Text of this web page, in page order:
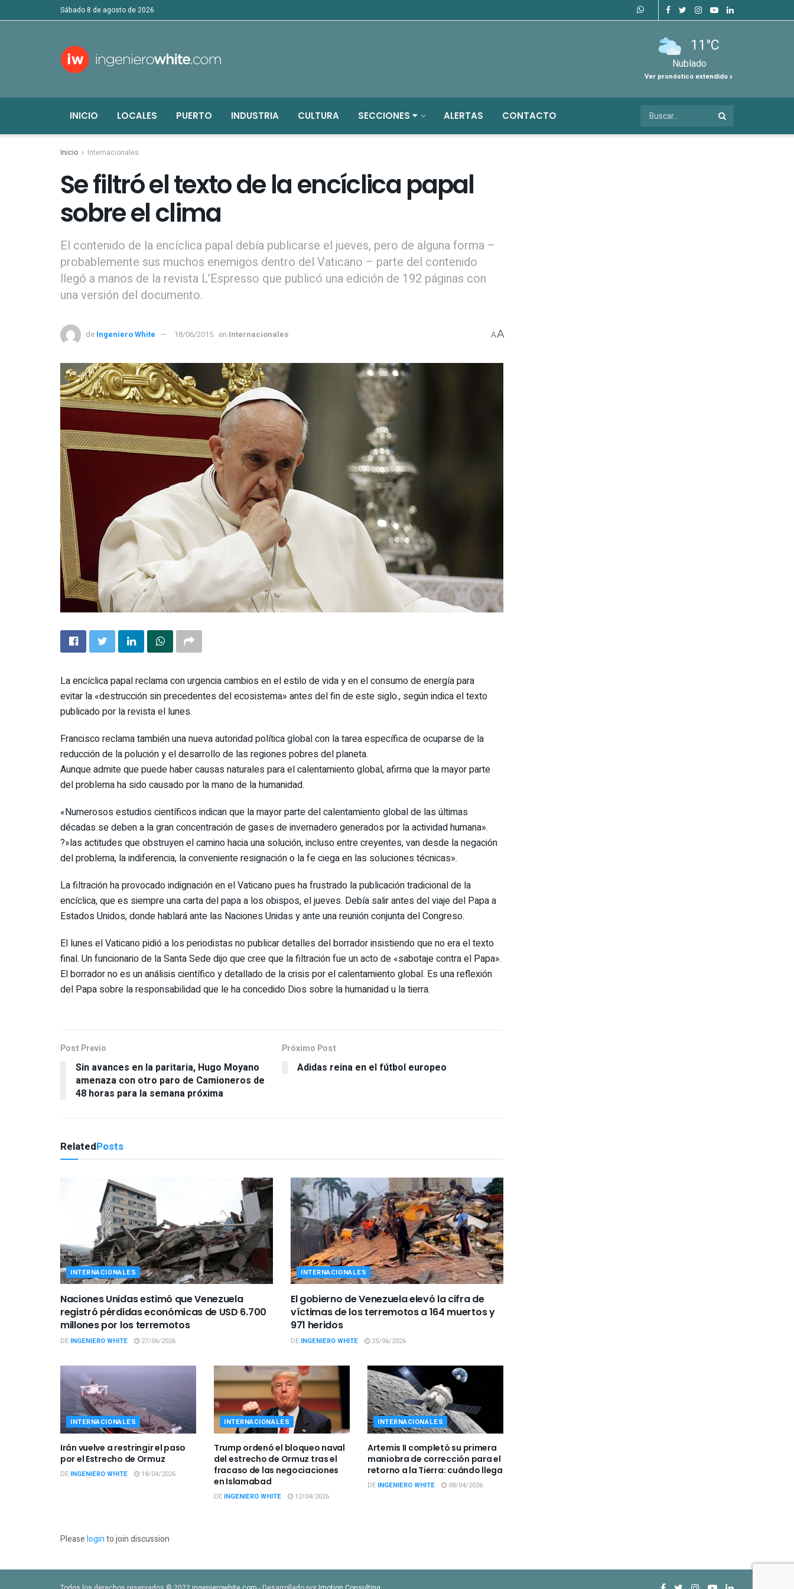
sábado 8 de agosto de 2026
11°C
Nublado
Ver pronóstico extendido
INICIO LOCALES PUERTO INDUSTRIA CULTURA SECCIONES ALERTAS CONTACTO
Inicio Internacionales
Se filtró el texto de la encíclica papal
sobre el clima
El contenido de la encíclica papal debía publicarse el jueves, pero de alguna forma –
probablemente sus muchos enemigos dentro del Vaticano – parte del contenido
llegó a manos de la revista L’Espresso que publicó una edición de 192 páginas con
una versión del documento.
de Ingeniero White 18/06/2015 en Internacionales AA
La encíclica papal reclama con urgencia cambios en el estilo de vida y en el consumo de energía para
evitar la «destrucción sin precedentes del ecosistema» antes del fin de este siglo., según indica el texto
publicado por la revista el lunes.
Francisco reclama también una nueva autoridad política global con la tarea específica de ocuparse de la
reducción de la polución y el desarrollo de las regiones pobres del planeta.
Aunque admite que puede haber causas naturales para el calentamiento global, afirma que la mayor parte
del problema ha sido causado por la mano de la humanidad.
«Numerosos estudios científicos indican que la mayor parte del calentamiento global de las últimas
décadas se deben a la gran concentración de gases de invernadero generados por la actividad humana».
?»las actitudes que obstruyen el camino hacia una solución, incluso entre creyentes, van desde la negación
del problema, la indiferencia, la conveniente resignación o la fe ciega en las soluciones técnicas».
La filtración ha provocado indignación en el Vaticano pues ha frustrado la publicación tradicional de la
encíclica, que es siempre una carta del papa a los obispos, el jueves. Debía salir antes del viaje del Papa a
Estados Unidos, donde hablará ante las Naciones Unidas y ante una reunión conjunta del Congreso.
El lunes el Vaticano pidió a los periodistas no publicar detalles del borrador insistiendo que no era el texto
final. Un funcionario de la Santa Sede dijo que cree que la filtración fue un acto de «sabotaje contra el Papa».
El borrador no es un análisis científico y detallado de la crisis por el calentamiento global. Es una reflexión
del Papa sobre la responsabilidad que le ha concedido Dios sobre la humanidad u la tierra.
Post Previo
Sin avances en la paritaria, Hugo Moyano
amenaza con otro paro de Camioneros de
48 horas para la semana próxima
Próximo Post
Adidas reina en el fútbol europeo
RelatedPosts
INTERNACIONALES
Naciones Unidas estimó que Venezuela
registró pérdidas económicas de USD 6.700
millones por los terremotos
DE INGENIERO WHITE 27/06/2026
INTERNACIONALES
El gobierno de Venezuela elevó la cifra de
víctimas de los terremotos a 164 muertos y
971 heridos
DE INGENIERO WHITE 25/06/2026
INTERNACIONALES
Irán vuelve a restringir el paso
por el Estrecho de Ormuz
DE INGENIERO WHITE 18/04/2026
INTERNACIONALES
Trump ordenó el bloqueo naval
del estrecho de Ormuz tras el
fracaso de las negociaciones
en Islamabad
DE INGENIERO WHITE 12/04/2026
INTERNACIONALES
Artemis II completó su primera
maniobra de corrección para el
retorno a la Tierra: cuándo llega
DE INGENIERO WHITE 08/04/2026
Pleaseloginto join discussion